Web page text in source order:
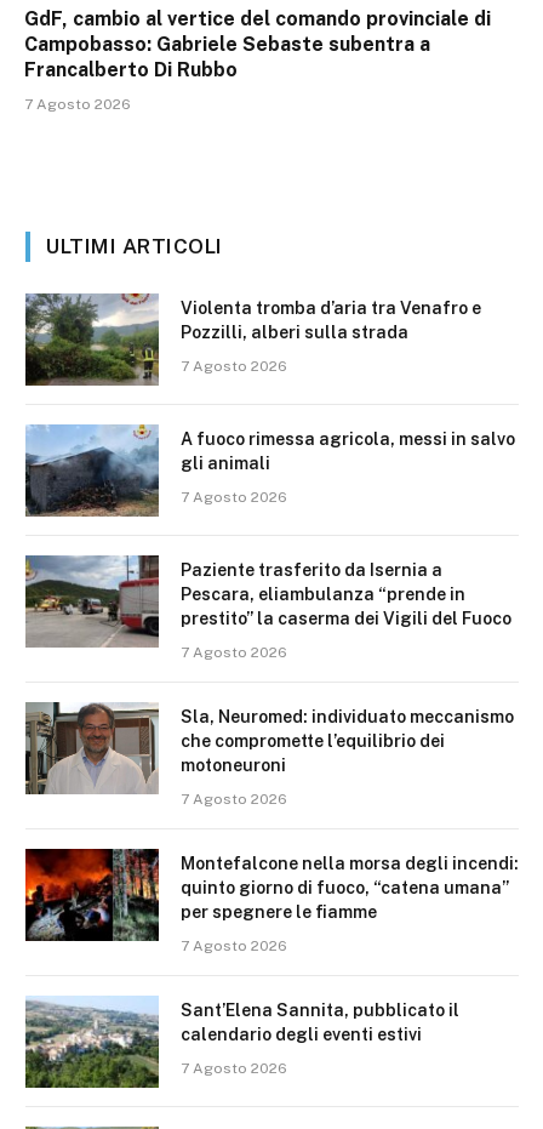
GdF, cambio al vertice del comando provinciale di
Campobasso: Gabriele Sebaste subentra a
Francalberto Di Rubbo
7 Agosto 2026
ULTIMI ARTICOLI
Violenta tromba d’aria tra Venafro e
Pozzilli, alberi sulla strada
7 Agosto 2026
A fuoco rimessa agricola, messi in salvo
gli animali
7 Agosto 2026
Paziente trasferito da Isernia a
Pescara, eliambulanza “prende in
prestito” la caserma dei Vigili del Fuoco
7 Agosto 2026
Sla, Neuromed: individuato meccanismo
che compromette l’equilibrio dei
motoneuroni
7 Agosto 2026
Montefalcone nella morsa degli incendi:
quinto giorno di fuoco, “catena umana”
per spegnere le fiamme
7 Agosto 2026
Sant’Elena Sannita, pubblicato il
calendario degli eventi estivi
7 Agosto 2026